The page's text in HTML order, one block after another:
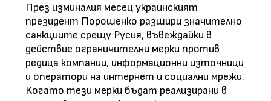
През изминалия месец украинският
президент Порошенко разшири значително
санкциите срещу Русия, въвеждайки в
действие ограничителни мерки против
редица компании, информационни източници
и оператори на интернет и социални мрежи.
Когато тези мерки бъдат реализирани в